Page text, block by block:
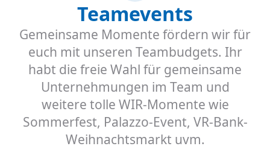
Teamevents
Gemeinsame Momente fördern wir für
euch mit unseren Teambudgets. Ihr
habt die freie Wahl für gemeinsame
Unternehmungen im Team und
weitere tolle WIR-Momente wie
Sommerfest, Palazzo-Event, VR-Bank-
Weihnachtsmarkt uvm.